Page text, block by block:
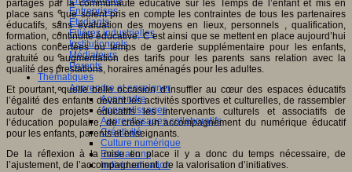
Entreprises
Etudiants
Filières industrielles
Institutionnels
Médiateurs
Parents
Thématiques
Apprendre et enseigner
Apprendre
Apprentissages
Apprentissages collaboratifs
Créativité
Culture numérique
Evaluations
Individualisation
partagés par la communauté éducative sur les Temps de l’enfant et mis en
place sans que soient pris en compte les contraintes de tous les partenaires
éducatifs, sans évaluation des moyens en lieux, personnels , qualification,
formation, continuité éducative. C’est ainsi que se mettent en place aujourd’hui
actions concertées ou temps de garderie supplémentaire pour les enfants,
gratuité ou augmentation des tarifs pour les parents sans relation avec la
qualité des prestations, horaires aménagés pour les adultes.
Et pourtant, quelle belle occasion d’insuffler au cœur des espaces éducatifs
l’égalité des enfants devant les activités sportives et culturelles, de rassembler
autour de projets éducatifs les intervenants culturels et associatifs de
l’éducation populaire, de créer un accompagnement du numérique éducatif
pour les enfants, parents et enseignants.
De la réflexion à la mise en place il y a donc du temps nécessaire, de
l’ajustement, de l’accompagnement, de la valorisation d’initiatives.